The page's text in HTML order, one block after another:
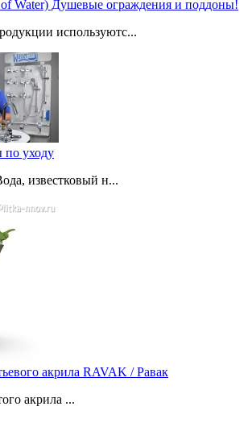
Water) Душевые ограждения и поддоны!
используютс...
по уходу
известковый н...
акрила RAVAK / Равак
акрила ...